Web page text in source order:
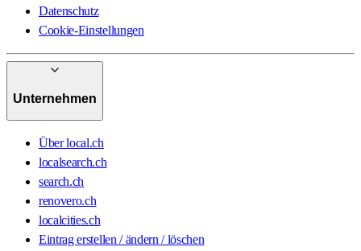
Datenschutz
Cookie-Einstellungen
Unternehmen
Über local.ch
localsearch.ch
search.ch
renovero.ch
localcities.ch
Eintrag erstellen / ändern / löschen